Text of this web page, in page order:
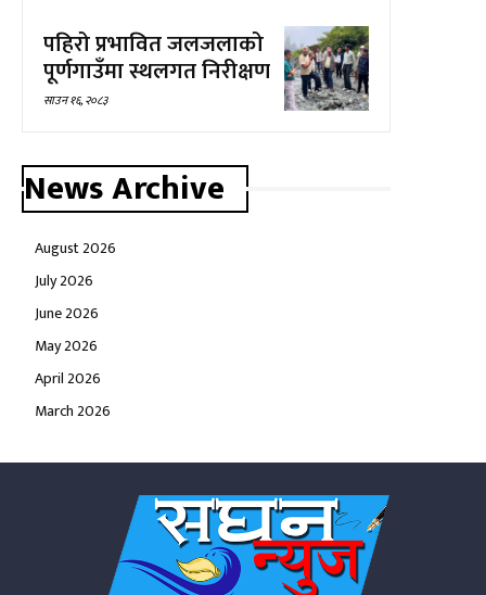
पहिरो प्रभावित जलजलाको
पूर्णगाउँमा स्थलगत निरीक्षण
साउन १६, २०८३
News Archive
August 2026
July 2026
June 2026
May 2026
April 2026
March 2026